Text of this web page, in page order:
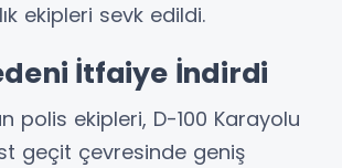
ekipleri sevk edildi.
İtfaiye İndirdi
polis ekipleri, D-100 Karayolu
geçit çevresinde geniş